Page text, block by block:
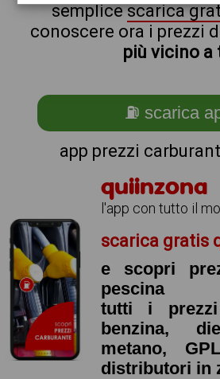
semplicescarica
conoscere ora i prezzi
più vicino a
⛽ scarica
app prezzi
quiinzona
l'app con tutto il
scarica gratis
e scopri
pescina
tutti i
benzina,
metano,
distributori in